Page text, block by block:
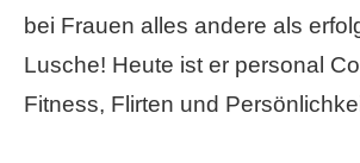
bei Frauen alles andere als
Lusche! Heute ist er personal
Fitness, Flirten und